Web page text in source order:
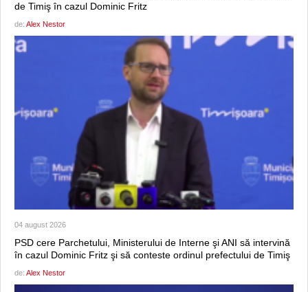
de Timiş în cazul Dominic Fritz
de: Alex Nestor
04 august 2026
PSD cere Parchetului, Ministerului de Interne şi ANI să intervină
în cazul Dominic Fritz şi să conteste ordinul prefectului de Timiş
de: Alex Nestor